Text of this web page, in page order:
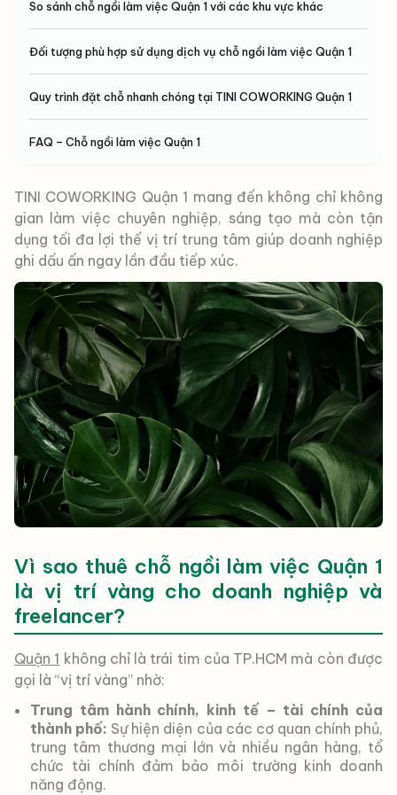
So sánh chỗ ngồi làm việc Quận 1 với các khu vực khác
Đối tượng phù hợp sử dụng dịch vụ chỗ ngồi làm việc Quận 1
Quy trình đặt chỗ nhanh chóng tại TINI COWORKING Quận 1
FAQ – Chỗ ngồi làm việc Quận 1
TINI COWORKING Quận 1 mang đến không chỉ không
gian làm việc chuyên nghiệp, sáng tạo mà còn tận
dụng tối đa lợi thế vị trí trung tâm giúp doanh nghiệp
ghi dấu ấn ngay lần đầu tiếp xúc.
Vì sao thuê chỗ ngồi làm việc Quận 1
là vị trí vàng cho doanh nghiệp và
freelancer?
Quận 1 không chỉ là trái tim của TP.HCM mà còn được
gọi là “vị trí vàng” nhờ:
Trung tâm hành chính, kinh tế – tài chính của
thành phố: Sự hiện diện của các cơ quan chính phủ,
trung tâm thương mại lớn và nhiều ngân hàng, tổ
chức tài chính đảm bảo môi trường kinh doanh
năng động.